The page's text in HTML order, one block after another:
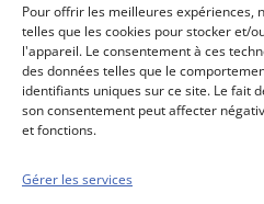
Pour offrir les meilleures expériences,
telles que les cookies pour stocker et/
l'appareil. Le consentement à ces
des données telles que le
identifiants uniques sur ce site. Le fait
son consentement peut affecter
et fonctions.
Gérer les services
Conseils boursiers depuis 1952